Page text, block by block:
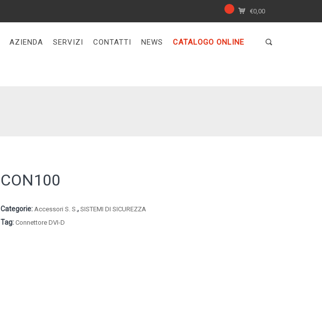
€0,00
AZIENDA SERVIZI CONTATTI NEWS CATALOGO ONLINE
CON100
Categorie: Accessori S. S.,SISTEMI DI SICUREZZA
Tag:Connettore DVI-D